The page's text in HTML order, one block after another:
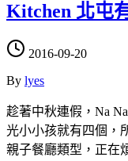
Kitchen 北屯
2016-09-20
By lyes
趁著中秋連假，Na
光小小孩就有四個，
親子餐廳類型，正在